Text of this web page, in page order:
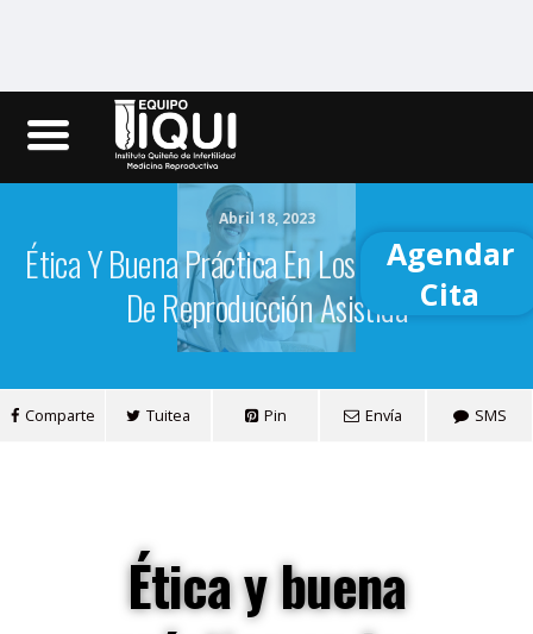
Iqui.ec
Abril 18, 2023
Ética Y Buena Práctica En Los Tratamientos
De Reproducción Asistida
Comparte Tuitea Pin Envía SMS
Ética y buena
Agendar
Cita